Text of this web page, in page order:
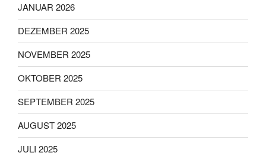
JANUAR 2026
DEZEMBER 2025
NOVEMBER 2025
OKTOBER 2025
SEPTEMBER 2025
AUGUST 2025
JULI 2025